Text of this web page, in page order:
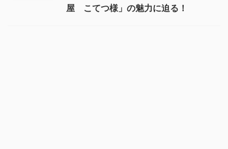
屋 こてつ様」の魅力に迫る！